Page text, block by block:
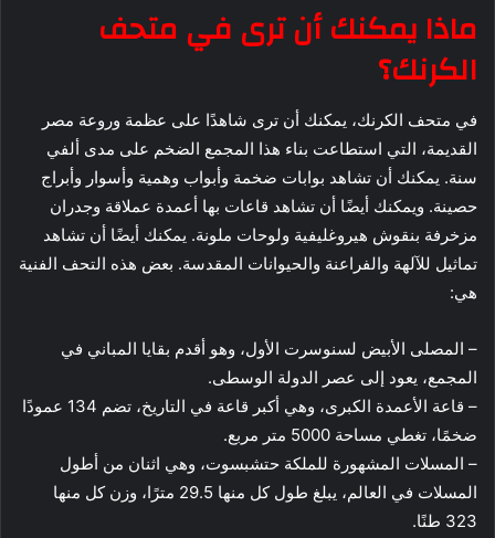
ماذا يمكنك أن ترى في متحف
الكرنك؟
في متحف الكرنك، يمكنك أن ترى شاهدًا على عظمة وروعة مصر
القديمة، التي استطاعت بناء هذا المجمع الضخم على مدى ألفي
سنة. يمكنك أن تشاهد بوابات ضخمة وأبواب وهمية وأسوار وأبراج
حصينة. ويمكنك أيضًا أن تشاهد قاعات بها أعمدة عملاقة وجدران
مزخرفة بنقوش هيروغليفية ولوحات ملونة. يمكنك أيضًا أن تشاهد
تماثيل للآلهة والفراعنة والحيوانات المقدسة. بعض هذه التحف الفنية
هي:
– المصلى الأبيض لسنوسرت الأول، وهو أقدم بقايا المباني في
المجمع، يعود إلى عصر الدولة الوسطى.
– قاعة الأعمدة الكبرى، وهي أكبر قاعة في التاريخ، تضم 134 عمودًا
ضخمًا، تغطي مساحة 5000 متر مربع.
– المسلات المشهورة للملكة حتشبسوت، وهي اثنان من أطول
المسلات في العالم، يبلغ طول كل منها 29.5 مترًا، وزن كل منها
323 طنًا.